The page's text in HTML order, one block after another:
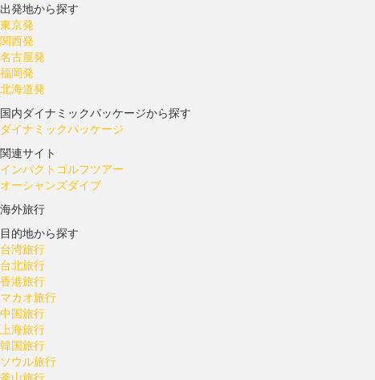
出発地から探す
東京発
関西発
名古屋発
福岡発
北海道発
国内ダイナミックパッケージから探す
ダイナミックパッケージ
関連サイト
インパクトゴルフツアー
オーシャンズダイブ
海外旅行
目的地から探す
台湾旅行
台北旅行
香港旅行
マカオ旅行
中国旅行
上海旅行
韓国旅行
ソウル旅行